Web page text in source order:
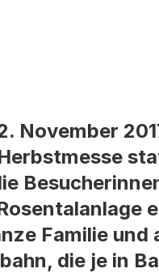
November
Familie
die je in